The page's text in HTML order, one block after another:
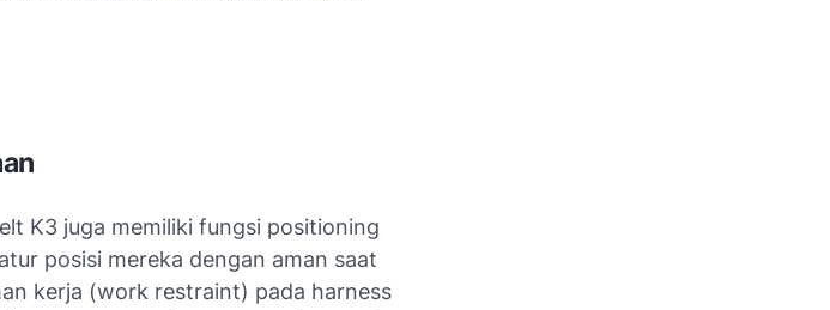
K3 juga memiliki fungsi positioning
posisi mereka dengan aman saat
kerja (work restraint) pada harness